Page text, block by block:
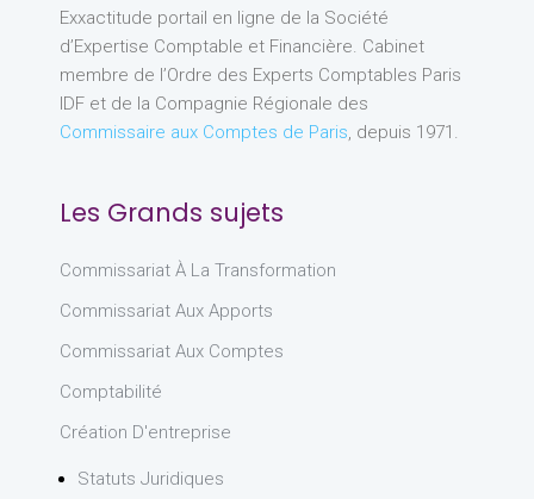
Exxactitude portail en ligne de la Société
d’Expertise Comptable et Financière. Cabinet
membre de l’Ordre des Experts Comptables Paris
IDF et de la Compagnie Régionale des
Commissaire aux Comptes de Paris, depuis 1971.
Les Grands sujets
Commissariat À La Transformation
Commissariat Aux Apports
Commissariat Aux Comptes
Comptabilité
Création D'entreprise
Statuts Juridiques